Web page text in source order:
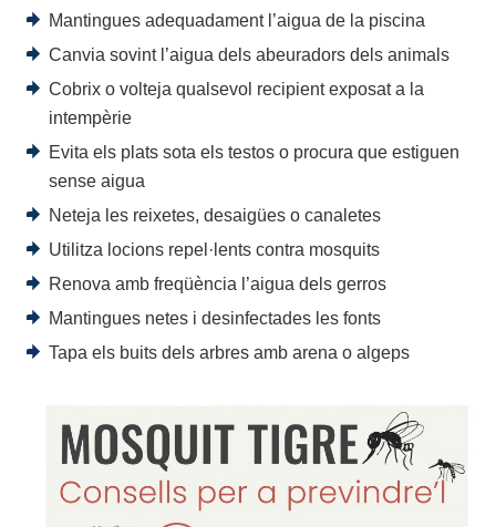
Mantingues adequadament l’aigua de la piscina
Canvia sovint l’aigua dels abeuradors dels animals
Cobrix o volteja qualsevol recipient exposat a la
intempèrie
Evita els plats sota els testos o procura que estiguen
sense aigua
Neteja les reixetes, desaigües o canaletes
Utilitza locions repel·lents contra mosquits
Renova amb freqüència l’aigua dels gerros
Mantingues netes i desinfectades les fonts
Tapa els buits dels arbres amb arena o algeps